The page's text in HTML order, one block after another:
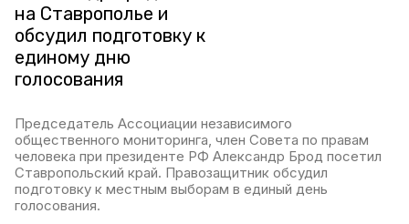
на Ставрополье и
обсудил подготовку к
единому дню
голосования
Председатель Ассоциации независимого
общественного мониторинга, член Совета по правам
человека при президенте РФ Александр Брод посетил
Ставропольский край. Правозащитник обсудил
подготовку к местным выборам в единый день
голосования.